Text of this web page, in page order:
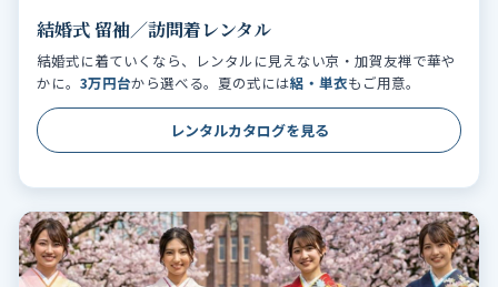
結婚式 留袖／訪問着レンタル
結婚式に着ていくなら、レンタルに見えない京・加賀友禅で華や
かに。 3万円台から選べる。夏の式には絽・単衣もご用意。
レンタルカタログを見る